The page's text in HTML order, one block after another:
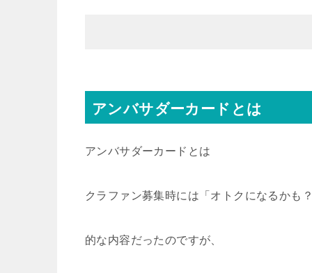
アンバサダーカードとは
アンバサダーカードとは
クラファン募集時には「オトクになるかも？
的な内容だったのですが、